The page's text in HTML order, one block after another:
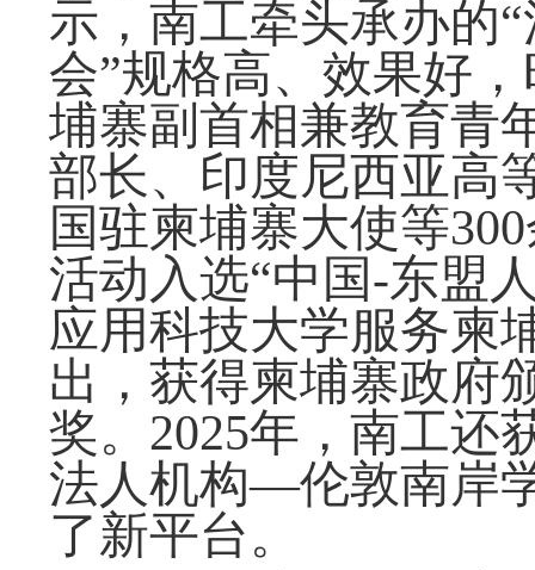
示，南工牵头承办的
会”规格高、效果好
埔寨副首相兼教育青
部长、印度尼西亚高
国驻柬埔寨大使等300
活动入选“中国-东盟
应用科技大学服务柬
出，获得柬埔寨政府
奖。 2025年，南工还
法人机构—伦敦南岸
了新平台。